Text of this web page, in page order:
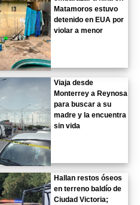
Matamoros estuvo
detenido en EUA por
violar a menor
Viaja desde
Monterrey a Reynosa
para buscar a su
madre y la encuentra
sin vida
Hallan restos óseos
en terreno baldío de
Ciudad Victoria;